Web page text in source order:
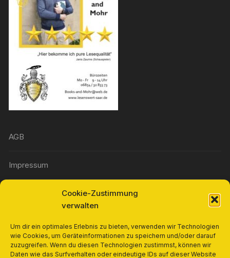
Cookie-Zustimmung
verwalten
Um dir ein optimales Erlebnis zu bieten, verwenden wir Technologien
wie Cookies, um Geräteinformationen zu speichern und/oder darauf
zuzugreifen. Wenn du diesen Technologien zustimmst, können wir
Daten wie das Surfverhalten oder eindeutige IDs auf dieser Website
AGB
Impressum
Widerrufsbelehrung
Cookie-Richtlinie (EU)